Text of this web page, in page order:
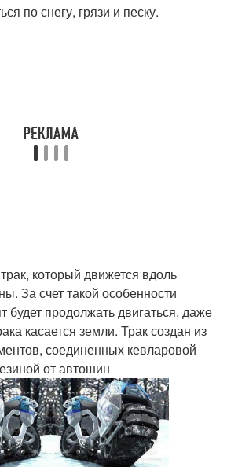
по снегу, грязи и песку.
который движется вдоль
За счет такой особенности
будет продолжать двигаться, даже
касается земли. Трак создан из
соединенных кевларовой
от автошин